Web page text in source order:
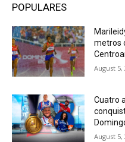
POPULARES
metros
August 5,
Cuatro
August 5,